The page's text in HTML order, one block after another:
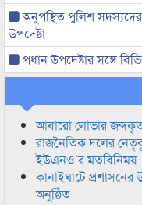
অনুপস্থিত পুলিশ সদস্যদের
উপদেষ্টা
প্রধান উপদেষ্টার সঙ্গে
আবারো লোভার জব্দকৃত
রাজনৈতিক দলের
ইউএনও’র মতবিনিময়
কানাইঘাটে
অনুষ্ঠিত